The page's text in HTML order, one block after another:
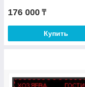
176 000 ₸
Купить